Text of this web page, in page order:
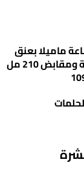
ماميلا بعنق
عريض للغاية ومقابض 210 مل